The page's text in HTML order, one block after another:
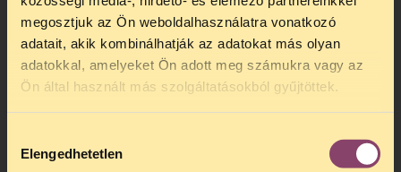
megosztjuk az Ön weboldalhasználatra vonatkozó
adatait, akik kombinálhatják az adatokat más olyan
adatokkal, amelyeket Ön adott meg számukra vagy az
Ön által használt más szolgáltatásokból gyűjtöttek.
kiválasztása
Elengedhetetlen